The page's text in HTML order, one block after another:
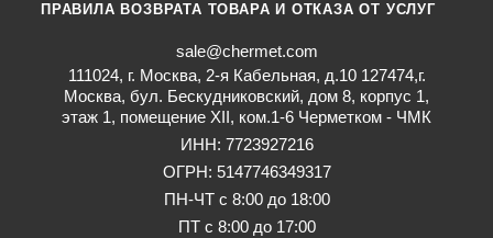
ПРАВИЛА ВОЗВРАТА ТОВАРА И ОТКАЗА ОТ УСЛУГ
sale@chermet.com
111024, г. Москва, 2-я Кабельная, д.10 127474,г.
Москва, бул. Бескудниковский, дом 8, корпус 1,
этаж 1, помещение XII, ком.1-6 Черметком - ЧМК
ИНН: 7723927216
ОГРН: 5147746349317
ПН-ЧТ с 8:00 до 18:00
ПТ с 8:00 до 17:00